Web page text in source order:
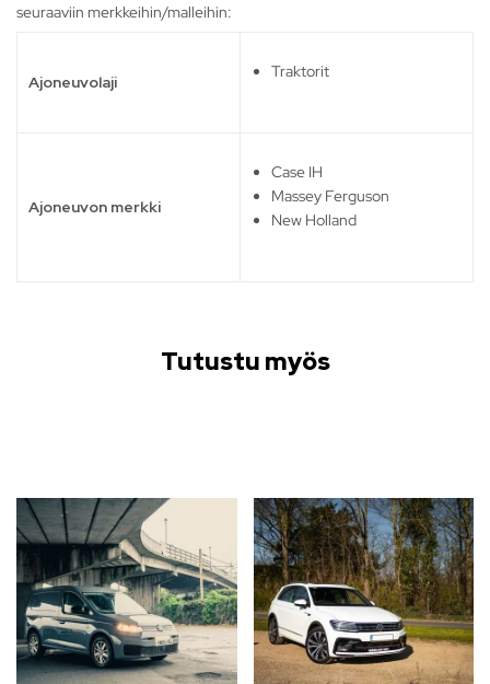
seuraaviin merkkeihin/malleihin:
Ajoneuvolaji
Traktorit
Ajoneuvon merkki
Case IH
Massey Ferguson
New Holland
Tutustu myös